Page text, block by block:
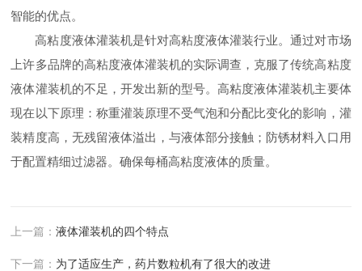
智能的优点。
高粘度液体灌装机是针对高粘度液体灌装行业。通过对市场
上许多品牌的高粘度液体灌装机的实际调查，克服了传统高粘度
液体灌装机的不足，开发出新的型号。高粘度液体灌装机主要体
现在以下原理：称重灌装原理不受气泡和分配比变化的影响，灌
装精度高，无残留液体溢出，与液体部分接触；防锈材料入口用
于配置精细过滤器。确保每桶高粘度液体的质量。
上一篇：液体灌装机的四个特点
下一篇： 为了适应生产，药片数粒机有了很大的改进